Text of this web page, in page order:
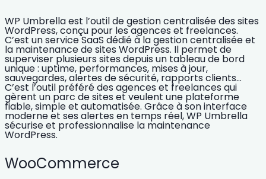
WP Umbrella est l’outil de gestion centralisée des sites
WordPress, conçu pour les agences et freelances.
C’est un service SaaS dédié à la gestion centralisée et
la maintenance de sites WordPress. Il permet de
superviser plusieurs sites depuis un tableau de bord
unique : uptime, performances, mises à jour,
sauvegardes, alertes de sécurité, rapports clients…
C’est l’outil préféré des agences et freelances qui
gèrent un parc de sites et veulent une plateforme
fiable, simple et automatisée. Grâce à son interface
moderne et ses alertes en temps réel, WP Umbrella
sécurise et professionnalise la maintenance
WordPress.
WooCommerce